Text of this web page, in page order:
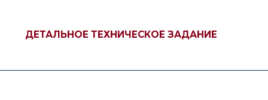
ДЕТАЛЬНОЕ ТЕХНИЧЕСКОЕ ЗАДАНИЕ